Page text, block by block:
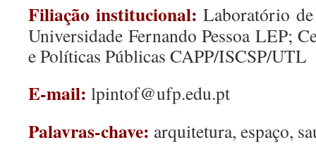
Filiação institucional: Laboratório
Universidade Fernando Pessoa LEP;
e Políticas Públicas CAPP/ISCSP/UTL
E-mail: lpintof@ufp.edu.pt
Palavras-chave: arquitetura, espaço,